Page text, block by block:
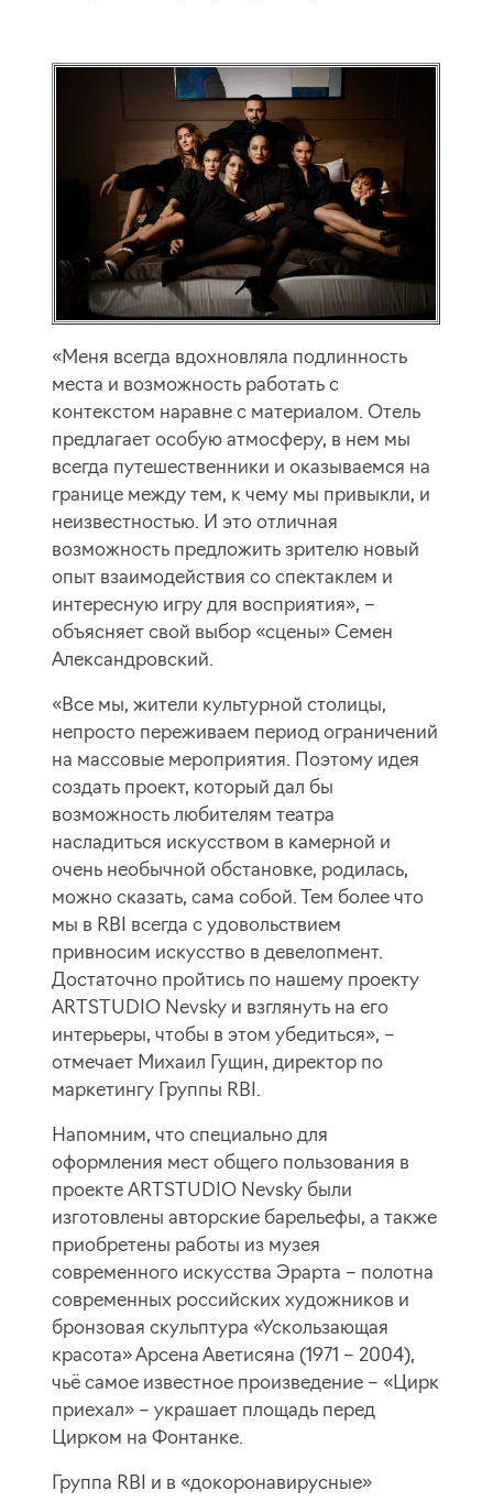
«Меня всегда вдохновляла подлинность
места и возможность работать с
контекстом наравне с материалом. Отель
предлагает особую атмосферу, в нем мы
всегда путешественники и оказываемся на
границе между тем, к чему мы привыкли, и
неизвестностью. И это отличная
возможность предложить зрителю новый
опыт взаимодействия со спектаклем и
интересную игру для восприятия», –
объясняет свой выбор «сцены» Семен
Александровский.
«Все мы, жители культурной столицы,
непросто переживаем период ограничений
на массовые мероприятия. Поэтому идея
создать проект, который дал бы
возможность любителям театра
насладиться искусством в камерной и
очень необычной обстановке, родилась,
можно сказать, сама собой. Тем более что
мы в RBI всегда с удовольствием
привносим искусство в девелопмент.
Достаточно пройтись по нашему проекту
ARTSTUDIO Nevsky и взглянуть на его
интерьеры, чтобы в этом убедиться», –
отмечает Михаил Гущин, директор по
маркетингу Группы RBI.
Напомним, что специально для
оформления мест общего пользования в
проекте ARTSTUDIO Nevsky были
изготовлены авторские барельефы, а также
приобретены работы из музея
современного искусства Эрарта – полотна
современных российских художников и
бронзовая скульптура «Ускользающая
красота» Арсена Аветисяна (1971 – 2004),
чьё самое известное произведение – «Цирк
приехал» – украшает площадь перед
Цирком на Фонтанке.
Группа RBI и в «докоронавирусные»